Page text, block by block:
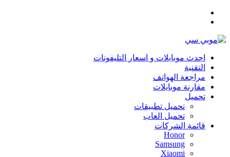
القائمة
بحث
احدث موبايلات و اسعار التليفونات
التقنية
مراجعة الهواتف
مقارنة موبايلات
تحميل
تحميل تطبيقات
تحميل العاب
قائمة الشركات
Honor
Samsung
Xiaomi